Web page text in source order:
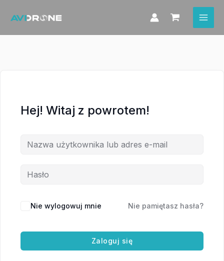
Hej! Witaj z powrotem!
Nie wylogowuj mnie Nie pamiętasz hasła?
Zaloguj się